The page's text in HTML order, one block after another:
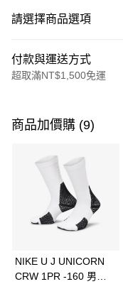
請選擇商品選項
付款與運送方式
超取滿NT$1,500免運
信用卡一次付款
3 期 0 利率 每期
合作金庫商業銀行
華南商業銀行
上海商業儲蓄銀行
Apple Pay
全盈+PAY
商品加價購 (9)
NIKE U J UNICORN
CRW 1PR -160 男女